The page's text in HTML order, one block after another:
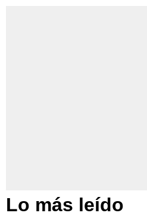
Lo más leído